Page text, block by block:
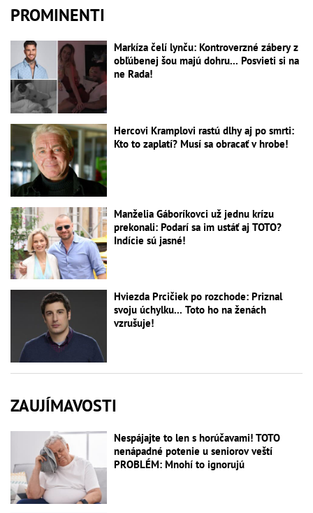
PROMINENTI
Markíza čelí lynču: Kontroverzné zábery z
obľúbenej šou majú dohru... Posvieti si na
ne Rada!
Hercovi Kramplovi rastú dlhy aj po smrti:
Kto to zaplatí? Musí sa obracať v hrobe!
Manželia Gáboríkovci už jednu krízu
prekonali: Podarí sa im ustáť aj TOTO?
Indície sú jasné!
Hviezda Prcičiek po rozchode: Priznal
svoju úchylku... Toto ho na ženách
vzrušuje!
ZAUJÍMAVOSTI
Nespájajte to len s horúčavami! TOTO
nenápadné potenie u seniorov veští
PROBLÉM: Mnohí to ignorujú